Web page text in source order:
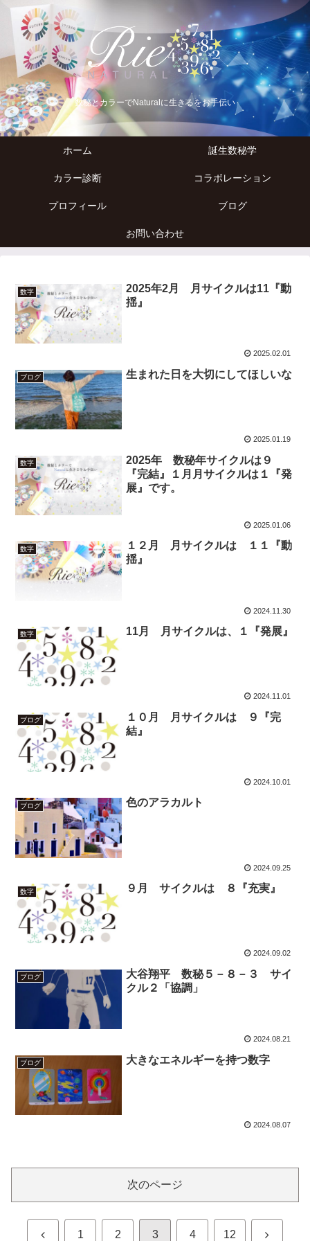
数秘とカラーでNaturalに生きるをお手伝い
ホーム 誕生数秘学
カラー診断 コラボレーション
プロフィール ブログ
お問い合わせ
数字
2025年2月 月サイクルは11『動
揺』
2025.02.01
ブログ 生まれた日を大切にしてほしいな
2025.01.19
数字
2025年 数秘年サイクルは９
『完結』１月月サイクルは１『発
展』です。
2025.01.06
数字
１２月 月サイクルは １１『動
揺』
2024.11.30
数字 11月 月サイクルは、１『発展』
2024.11.01
ブログ
１０月 月サイクルは ９『完
結』
2024.10.01
ブログ 色のアラカルト
2024.09.25
数字 ９月 サイクルは ８『充実』
2024.09.02
ブログ
大谷翔平 数秘５－８－３ サイ
クル２「協調」
2024.08.21
ブログ 大きなエネルギーを持つ数字
2024.08.07
次のページ
前 1 2 3 4 12 次